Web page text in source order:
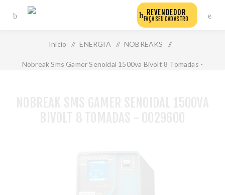
REVENDEDOR
FAÇA SEU CADASTRO
Início / ENERGIA / NOBREAKS /
Nobreak Sms Gamer Senoidal 1500va Bivolt 8 Tomadas -